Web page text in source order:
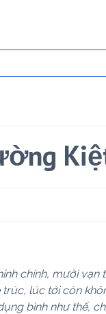
chính, mười vạn
lúc tới còn
binh như thế,